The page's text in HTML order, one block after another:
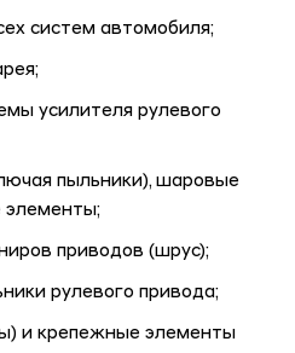
систем автомобиля;
усилителя рулевого
пыльники), шаровые
приводов (шрус);
рулевого привода;
и крепежные элементы